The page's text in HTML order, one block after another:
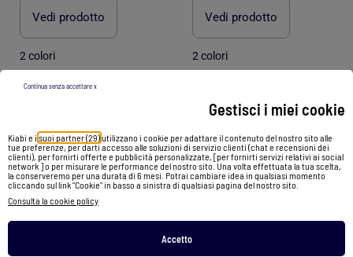
Gestisci i miei cookie
Kiabi e i suoi partner (29)utilizzano i cookie per adattare il contenuto del nostro sito alle
tue preferenze, per darti accesso alle soluzioni di servizio clienti (chat e recensioni dei
clienti), per fornirti offerte e pubblicità personalizzate, [per fornirti servizi relativi ai social
network ] o per misurare le performance del nostro sito. Una volta effettuata la tua scelta,
la conserveremo per una durata di 6 mesi. Potrai cambiare idea in qualsiasi momento
cliccando sul link "Cookie" in basso a sinistra di qualsiasi pagina del nostro sito.
Consulta la cookie policy
Accetto
Continua senza accettare x
Vedi prodotto
2 colori
Vedi prodotto
2 colori
1/ 4